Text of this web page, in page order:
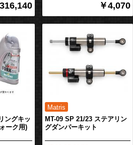
￥4,070
ングキッ
ーク用)
MT-09 SP 21/23 ステアリン
グダンパーキット